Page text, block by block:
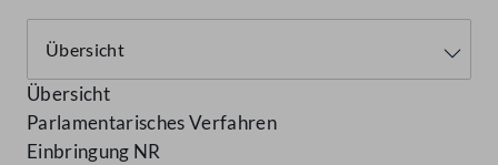
Übersicht
Parlamentarisches Verfahren
Einbringung NR